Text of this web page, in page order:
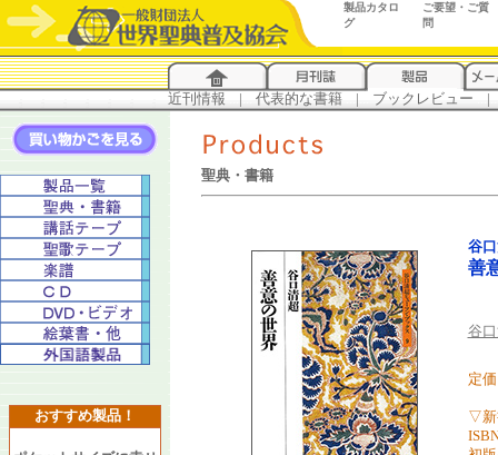
製品カタロ
グ
ご要望・ご質
問
近刊情報 | 代表的な書籍 | ブックレビュー |
おすすめ製品！
聖典・書籍
谷
善
谷
定
▽新